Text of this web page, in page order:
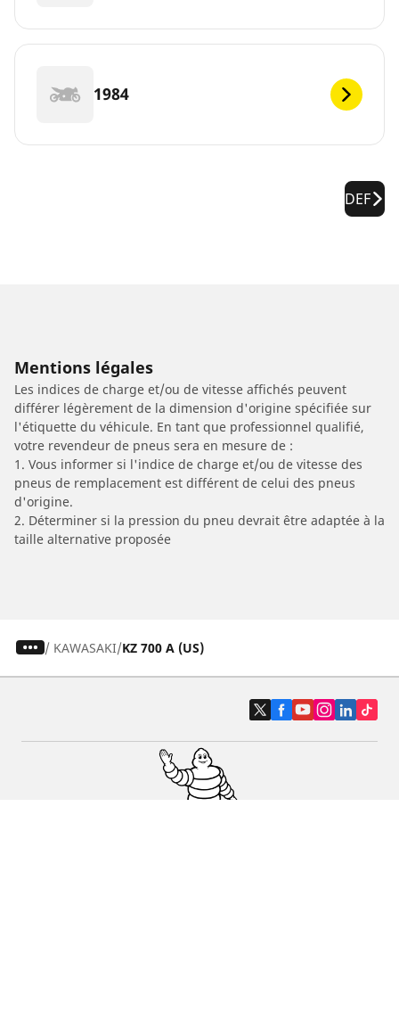
1984
DEF
Mentions légales
Les indices de charge et/ou de vitesse affichés peuvent
différer légèrement de la dimension d'origine spécifiée sur
l'étiquette du véhicule. En tant que professionnel qualifié,
votre revendeur de pneus sera en mesure de :
1. Vous informer si l'indice de charge et/ou de vitesse des
pneus de remplacement est différent de celui des pneus
d'origine.
2. Déterminer si la pression du pneu devrait être adaptée à la
taille alternative proposée
/ KAWASAKI KZ 700 A (US)